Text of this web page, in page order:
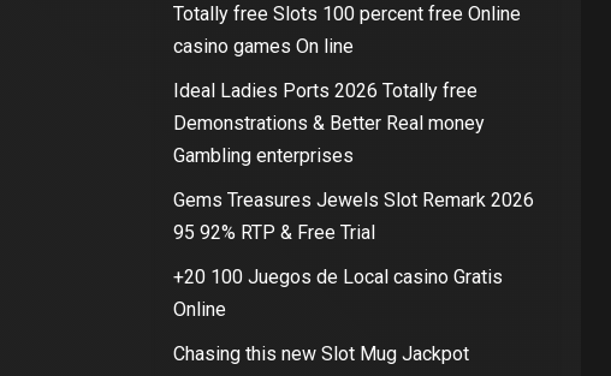
Totally free Slots 100 percent free Online
casino games On line
Ideal Ladies Ports 2026 Totally free
Demonstrations & Better Real money
Gambling enterprises
Gems Treasures Jewels Slot Remark 2026
95 92% RTP & Free Trial
+20 100 Juegos de Local casino Gratis
Online
Chasing this new Slot Mug Jackpot